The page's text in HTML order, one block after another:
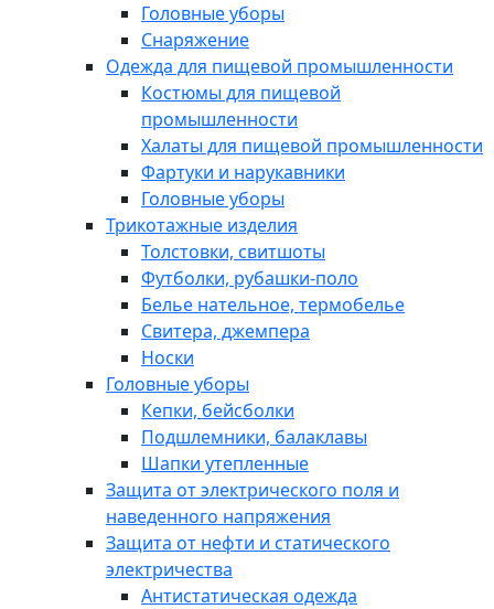
Головные уборы
Снаряжение
Одежда для пищевой промышленности
Костюмы для пищевой
промышленности
Халаты для пищевой промышленности
Фартуки и нарукавники
Головные уборы
Трикотажные изделия
Толстовки, свитшоты
Футболки, рубашки-поло
Белье нательное, термобелье
Свитера, джемпера
Носки
Головные уборы
Кепки, бейсболки
Подшлемники, балаклавы
Шапки утепленные
Защита от электрического поля и
наведенного напряжения
Защита от нефти и статического
электричества
Антистатическая одежда